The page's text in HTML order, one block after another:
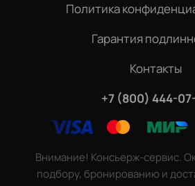
Политика
Гарантия
Контакты
+7 (800) 444-
Внимание! Консьерж-сервис.
подбору, бронированию и